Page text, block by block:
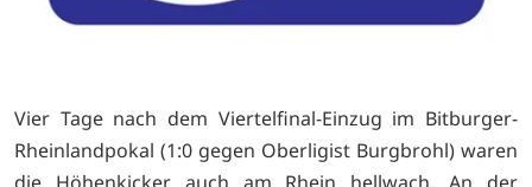
Vier Tage nach dem Viertelfinal-Einzug im Bitburger-
Rheinlandpokal (1:0 gegen Oberligist Burgbrohl) waren